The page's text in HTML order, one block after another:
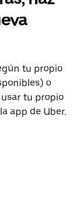
tu propio
o
usar tu propio
app de Uber.